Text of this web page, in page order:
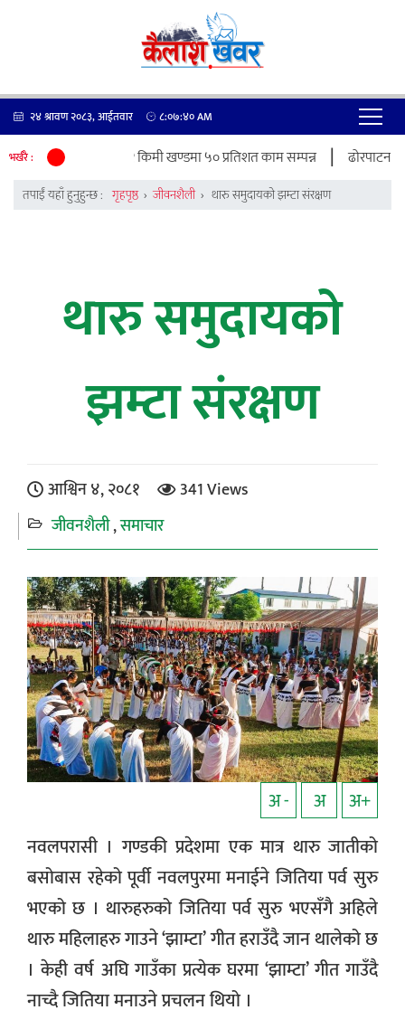
२४ श्रावण २०८३, आईतवार ८:०७:४१AM
भर्खरै : लियो गति, २१ किमी खण्डमा ५० प्रतिशत काम सम्पन्न | ढोरपाटनमा
तपाईं यहाँ हुनुहुन्छ : गृहपृष्ठ › जीवनशैली › थारु समुदायको झम्टा संरक्षण
थारु समुदायको
झम्टा संरक्षण
आश्विन ४, २०८१
341 Views
जीवनशैली समाचार
अ - अ
अ+
नवलपरासी । गण्डकी प्रदेशमा एक मात्र थारु जातीको
बसोबास रहेको पूर्वी नवलपुरमा मनाईने जितिया पर्व सुरु
भएको छ । थारुहरुको जितिया पर्व सुरु भएसँगै अहिले
थारु महिलाहरु गाउने ‘झाम्टा’ गीत हराउँदै जान थालेको छ
। केही वर्ष अघि गाउँका प्रत्येक घरमा ‘झाम्टा’ गीत गाउँदै
नाच्दै जितिया मनाउने प्रचलन थियो ।